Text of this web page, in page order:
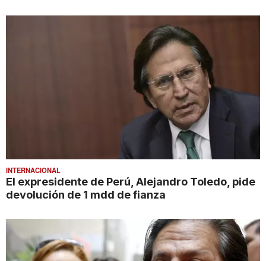
INTERNACIONAL
El expresidente de Perú, Alejandro Toledo, pide
devolución de 1 mdd de fianza